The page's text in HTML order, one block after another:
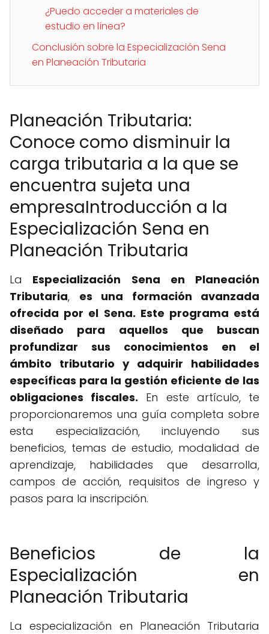
¿Puedo acceder a materiales de
estudio en línea?
Conclusión sobre la Especialización Sena
en Planeación Tributaria
Planeación Tributaria:
Conoce como disminuir la
carga tributaria a la que se
encuentra sujeta una
empresaIntroducción a la
Especialización Sena en
Planeación Tributaria
La Especialización Sena en Planeación
Tributaria, es una formación avanzada
ofrecida por el Sena. Este programa está
diseñado para aquellos que buscan
profundizar sus conocimientos en el
ámbito tributario y adquirir habilidades
específicas para la gestión eficiente de las
obligaciones fiscales. En este artículo, te
proporcionaremos una guía completa sobre
esta especialización, incluyendo sus
beneficios, temas de estudio, modalidad de
aprendizaje, habilidades que desarrolla,
campos de acción, requisitos de ingreso y
pasos para la inscripción.
Beneficios de la
Especialización en
Planeación Tributaria
La especialización en Planeación Tributaria